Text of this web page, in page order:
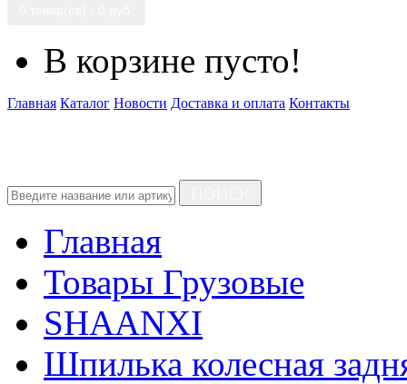
В корзине пусто!
Главная Каталог Новости Доставка и оплата Контакты
Главная
Товары Грузовые
SHAANXI
Шпилька колесная